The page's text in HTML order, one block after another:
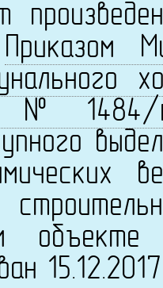
Приказом
№ 1484/
объекте